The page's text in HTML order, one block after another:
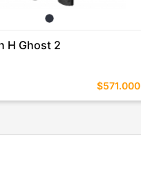
H Ghost 2
$571.000